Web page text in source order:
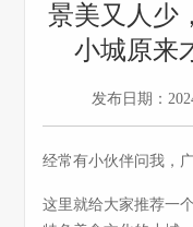
景美又人少
小城原来
发布日期：
经常有小伙伴问我，
这里就给大家推荐一